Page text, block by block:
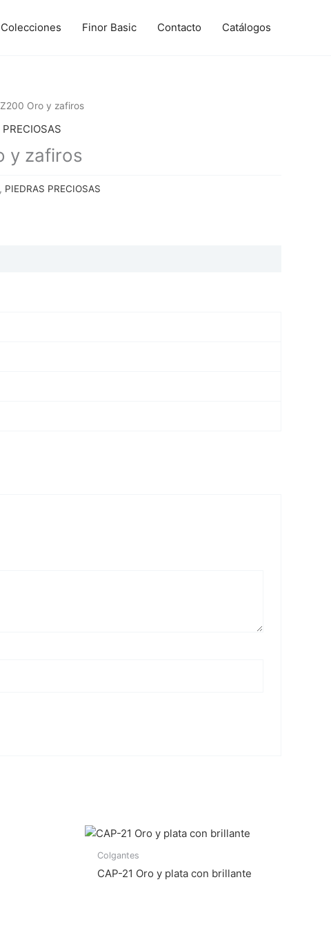
Colecciones Finor Basic Contacto Catálogos
Oro y zafiros
y zafiros
, PIEDRAS PRECIOSAS
Colgantes
CAP-21 Oro y plata con brillante